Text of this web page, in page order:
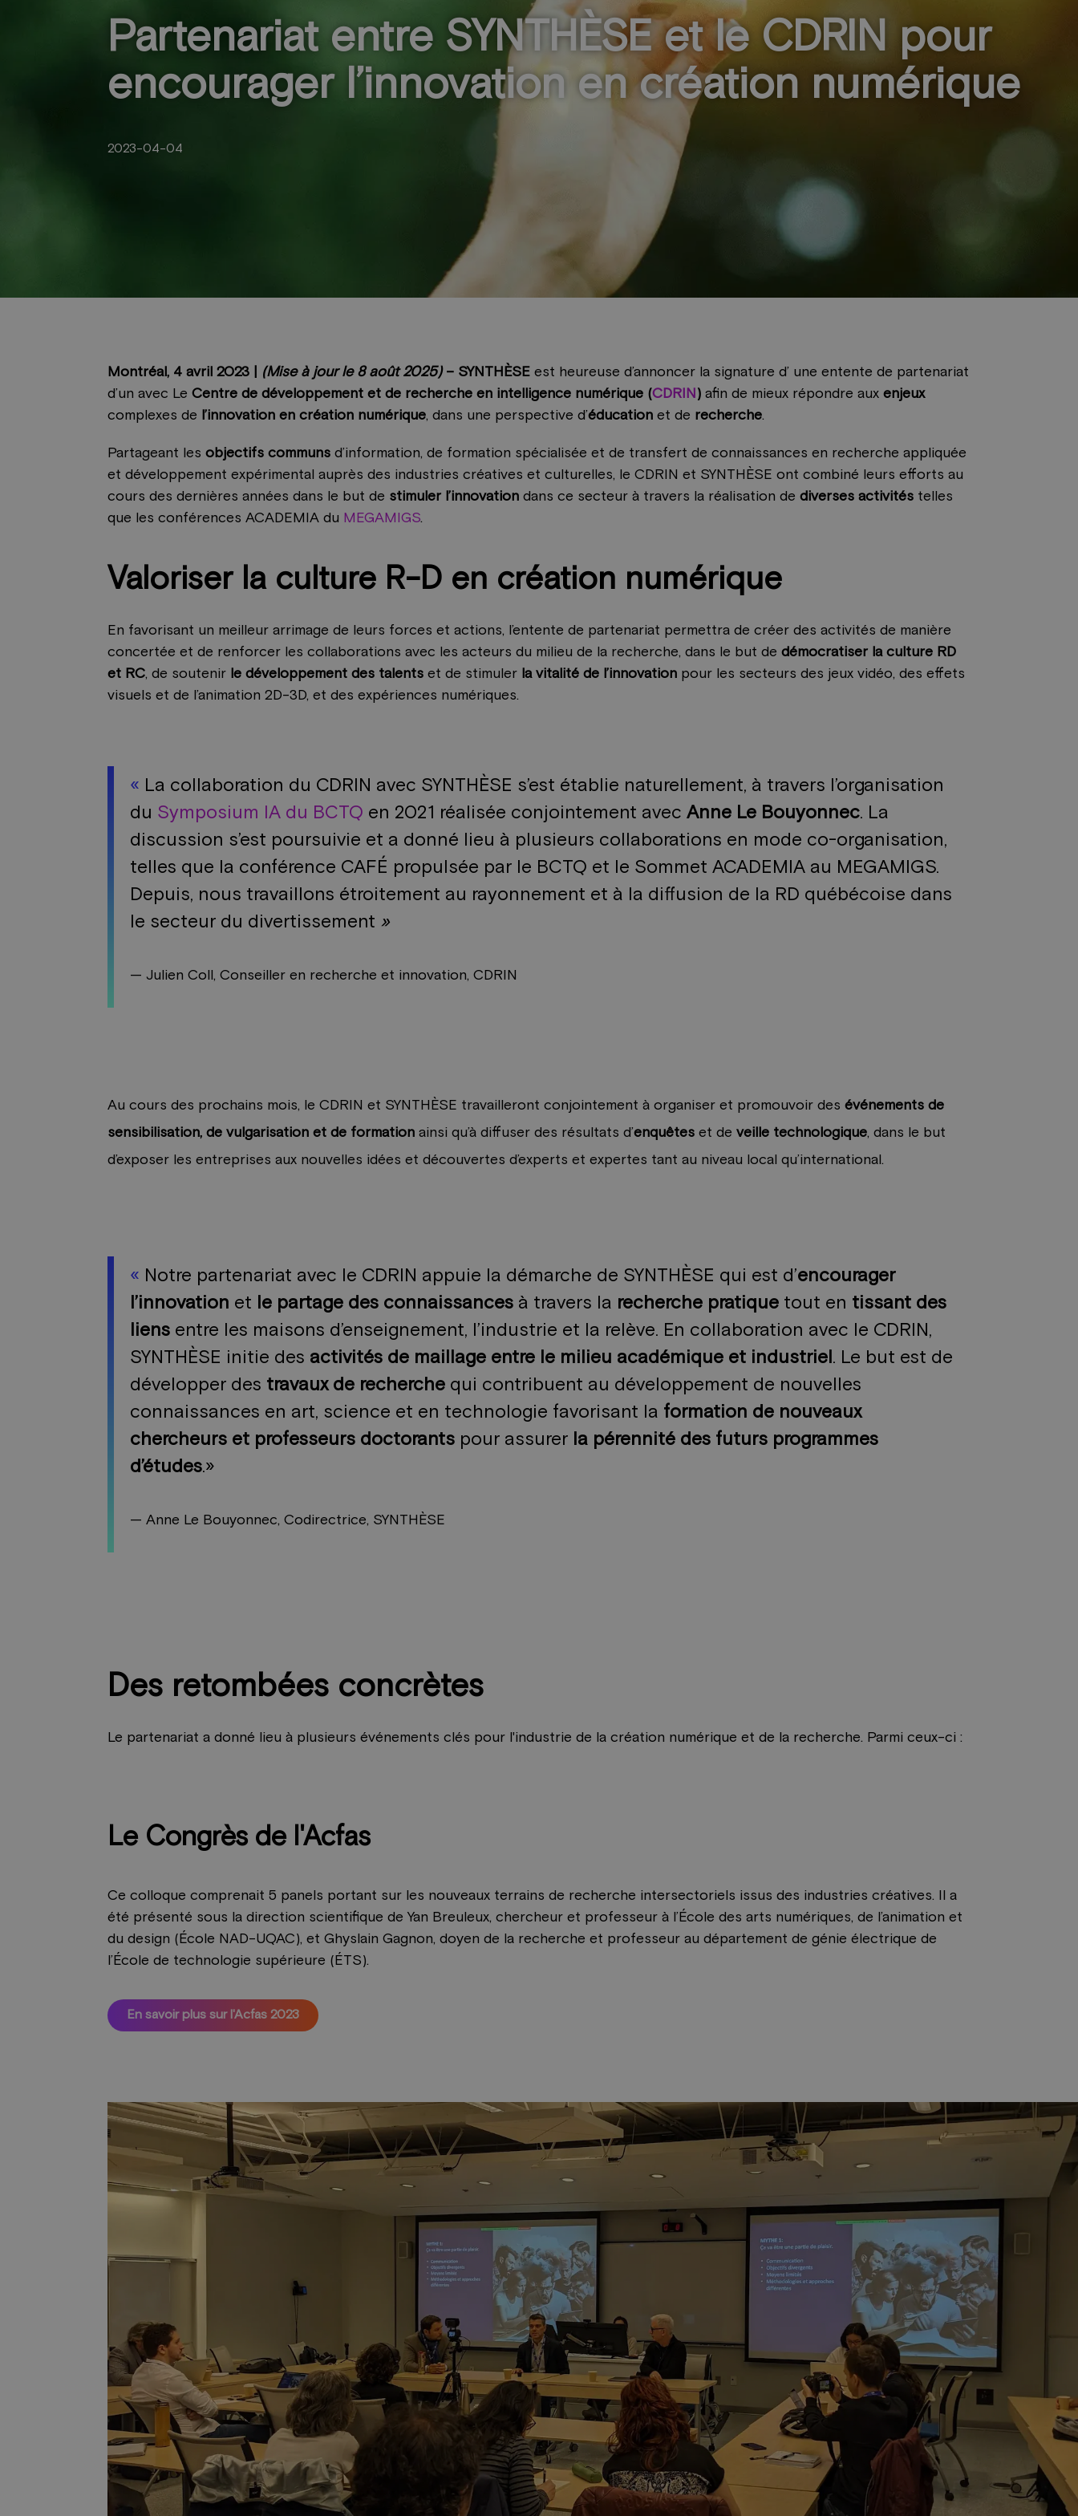
Partenariat entre SYNTHÈSE et le CDRIN pour
encourager l’innovation en création numérique
2023-04-04
Montréal, 4 avril 2023 | (Mise à jour le 8 août 2025)– SYNTHÈSE est heureuse d’annoncer la signature d’ une entente de partenariat
d’un avec LeCentre de développement et de recherche en intelligence numérique (CDRIN ) afin de mieux répondre auxenjeux
complexes de l’innovation en création numérique, dans une perspective d’éducation et de recherche.
Partageant les objectifs communs d’information, de formation spécialisée et de transfert de connaissances en recherche appliquée
et développement expérimental auprès des industries créatives et culturelles, le CDRIN et SYNTHÈSE ont combiné leurs efforts au
cours des dernières années dans le but de stimuler l’innovation dans ce secteur à travers la réalisation dediverses activités telles
que les conférences ACADEMIA du MEGAMIGS.
Valoriser la culture R-D en création numérique
En favorisant un meilleur arrimage de leurs forces et actions, l’entente de partenariat permettra de créer des activités de manière
concertée et de renforcer les collaborations avec les acteurs du milieu de la recherche, dans le but dedémocratiser la culture RD
et RC, de soutenir le développement des talents et de stimuler la vitalité de l’innovation pour les secteurs des jeux vidéo, des effets
visuels et de l’animation 2D-3D, et des expériences numériques.
« La collaboration du CDRIN avec SYNTHÈSE s’est établie naturellement, à travers l’organisation
du Symposium IA du BCTQ en 2021 réalisée conjointement avecAnne Le Bouyonnec. La
discussion s’est poursuivie et a donné lieu à plusieurs collaborations en mode co-organisation,
telles que la conférence CAFÉ propulsée par le BCTQ et le Sommet ACADEMIA au MEGAMIGS.
Depuis, nous travaillons étroitement au rayonnement et à la diffusion de la RD québécoise dans
le secteur du divertissement »
— Julien Coll, Conseiller en recherche et innovation, CDRIN
Au cours des prochains mois, le CDRIN et SYNTHÈSE travailleront conjointement à organiser et promouvoir desévénements de
sensibilisation, de vulgarisation et de formation ainsi qu’à diffuser des résultats d’enquêtes et de veille technologique, dans le but
d’exposer les entreprises aux nouvelles idées et découvertes d’experts et expertes tant au niveau local qu’international.
« Notre partenariat avec le CDRIN appuie la démarche de SYNTHÈSE qui est d’encourager
l’innovation et le partage des connaissances à travers la recherche pratique tout en tissant des
liens entre les maisons d’enseignement, l’industrie et la relève. En collaboration avec le CDRIN,
SYNTHÈSE initie des activités de maillage entre le milieu académique et industriel . Le but est de
développer des travaux de recherche qui contribuent au développement de nouvelles
connaissances en art, science et en technologie favorisant la formation de nouveaux
chercheurs et professeurs doctorants pour assurer la pérennité des futurs programmes
d’études.»
— Anne Le Bouyonnec, Codirectrice, SYNTHÈSE
Des retombées concrètes
Le partenariat a donné lieu à plusieurs événements clés pour l'industrie de la création numérique et de la recherche. Parmi ceux-ci :
Le Congrès de l'Acfas
Ce colloque comprenait 5 panels portant sur les nouveaux terrains de recherche intersectoriels issus des industries créatives. Il a
été présenté sous la direction scientifique de Yan Breuleux, chercheur et professeur à l’École des arts numériques, de l’animation et
du design (École NAD-UQAC), et Ghyslain Gagnon, doyen de la recherche et professeur au département de génie électrique de
l’École de technologie supérieure (ÉTS).
En savoir plus sur l'Acfas 2023